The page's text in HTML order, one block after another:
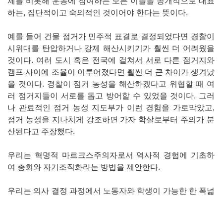
하는, 집단적이고 숙의적인 것이어야 한다는 뜻이다.
예를 들어 건물 점거가 민주적 표결로 결정되었다면 경찰이
시위대를 탄압하거나 강제 해산시키기가 훨씬 더 어려웠을
것이다. 여러 도시 혹은 전국에 걸쳐서 서로 다른 점거지와
캠프 사이에 조율이 이루어졌다면 훨씬 더 큰 차이가 생겨났
을 것이다. 경찰이 점거 농성을 해산하겠다고 위협할 때 여
러 점거지들이 서로를 돕고 방어할 수 있었을 것이다. 그러
나 관료적인 점거 농성 지도부가 이런 경험을 가로막았고,
점거 농성을 지나치게 강조하면 가자 학살로부터 주의가 분
산된다고 주장했다.
우리는 혁명적 마르크스주의자로서 역사적 경험에 기초하
여 총회와 자기조직화라는 방법을 제안한다.
우리는 의사 결정 과정에서 노동자와 학생이 가능한 한 폭넓